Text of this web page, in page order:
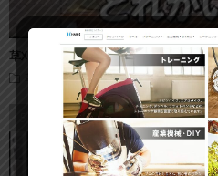
草刈機の草刈り刃｜全9種類一挙紹介
草刈り機